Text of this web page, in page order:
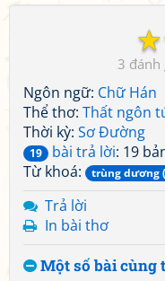
☆
3
Ngôn ngữ: Chữ Hán
Thể thơ: Thất ngôn
Thời kỳ: Sơ Đường
19 bài trả lời: 19
Từ khoá:
trùng dương
Trả lời
In bài thơ
Một số bài cùng